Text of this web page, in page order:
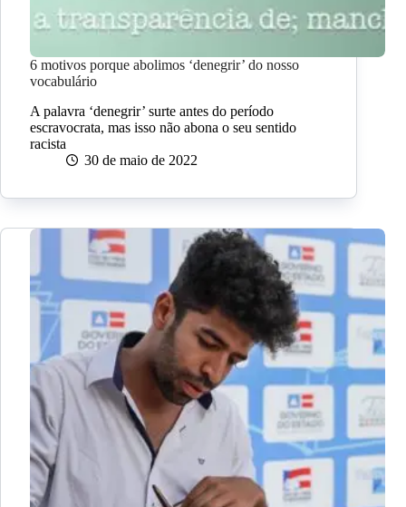
6 motivos porque abolimos ‘denegrir’ do nosso
vocabulário
A palavra ‘denegrir’ surte antes do período
escravocrata, mas isso não abona o seu sentido
racista
30 de maio de 2022